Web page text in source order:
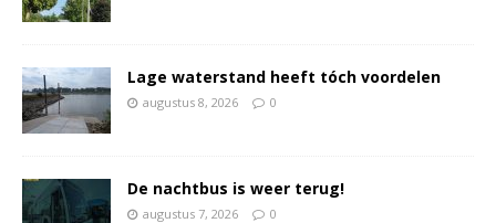
Lage waterstand heeft tóch voordelen
augustus 8, 2026 0
De nachtbus is weer terug!
augustus 7, 2026 0